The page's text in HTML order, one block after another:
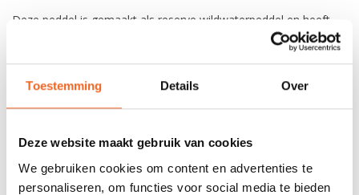
Toestemming Details Over
Deze website maakt gebruik van cookies
We gebruiken cookies om content en advertenties te
personaliseren, om functies voor social media te bieden
Deze peddel is gemaakt als reserve wildwaterpeddel en heeft
een stijf blad voor veel controle. Ook goed geschikt als Packraft
peddel.
Alleen nog verkrijgbaar in 197 centimeter.
Wij raden aan om Werner peddels na afloop af te spoelen met
schoon water. Is er nog steeds vuil zichtbaar op het
deelsysteem? Gebruik dan een zachte borstel (bijvoorbeeld een